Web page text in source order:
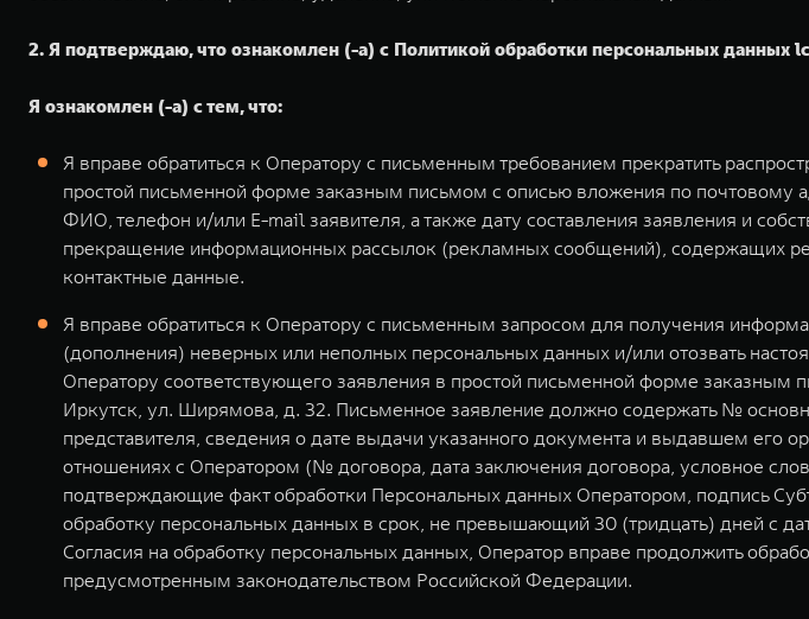
2. Я подтверждаю, что ознакомлен (-а) с Политикой обработки персональных данных
Я ознакомлен (-а) с тем, что:
Я вправе обратиться к Оператору с письменным требованием прекратить
простой письменной форме заказным письмом с описью вложения по почтовому
ФИО, телефон и/или E-mail заявителя, а также дату составления заявления и
прекращение информационных рассылок (рекламных сообщений), содержащих
контактные данные.
Я вправе обратиться к Оператору с письменным запросом для получения
(дополнения) неверных или неполных персональных данных и/или отозвать
Оператору соответствующего заявления в простой письменной форме
Иркутск, ул. Ширямова, д. 32. Письменное заявление должно содержать №
представителя, сведения о дате выдачи указанного документа и выдавшем его
отношениях с Оператором (№ договора, дата заключения договора, условное
подтверждающие факт обработки Персональных данных Оператором, подпись
обработку персональных данных в срок, не превышающий 30 (тридцать) дней с
Согласия на обработку персональных данных, Оператор вправе продолжить
предусмотренным законодательством Российской Федерации.